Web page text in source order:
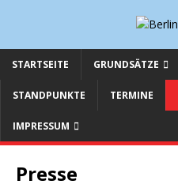
STARTSEITE GRUNDSÄTZE
STANDPUNKTE TERMINE
IMPRESSUM
Presse